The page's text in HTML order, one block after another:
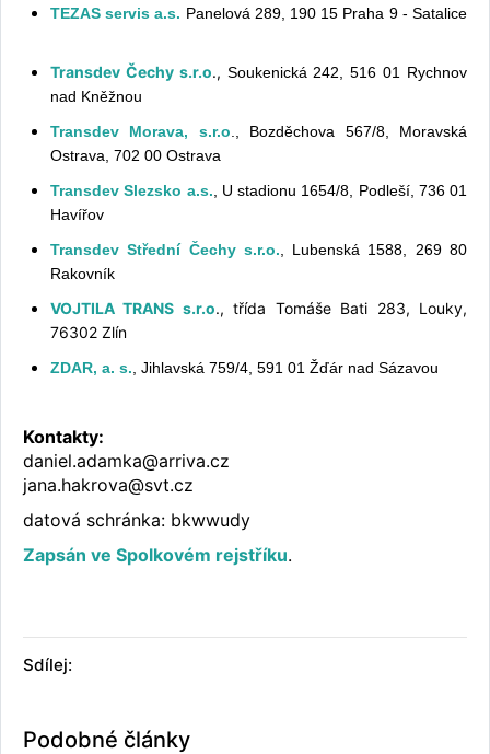
TEZAS servis a.s. Panelová 289, 190 15 Praha 9 - Satalice
Transdev Čechy s.r.o., Soukenická 242, 516 01 Rychnov
nad Kněžnou
Transdev Morava, s.r.o ., Bozděchova 567/8, Moravská
Ostrava, 702 00 Ostrava
Transdev Slezsko a.s. , U stadionu 1654/8, Podleší, 736 01
Havířov
Transdev Střední Čechy s.r.o. , Lubenská 1588, 269 80
Rakovník
VOJTILA TRANS s.r.o., třída Tomáše Bati 283, Louky,
76302 Zlín
ZDAR, a. s. , Jihlavská 759/4, 591 01 Žďár nad Sázavou
Kontakty:
daniel.adamka@arriva.cz
jana.hakrova@svt.cz
datová schránka: bkwwudy
Zapsán ve Spolkovém rejstříku.
Sdílej:
Podobné články